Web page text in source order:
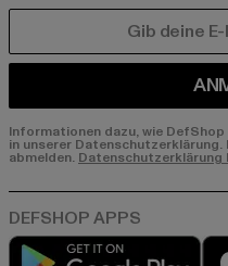
Informationen dazu, wie
in unserer
abmelden. Datenschutzerklärung